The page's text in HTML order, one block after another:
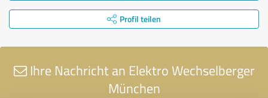
Profil teilen
Ihre Nachricht an Elektro Wechselberger
München